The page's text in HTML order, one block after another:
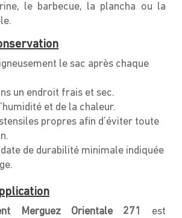
le barbecue, la plancha ou la
le sac après chaque
un endroit frais et sec.
et de la chaleur.
propres afin d’éviter toute
de durabilité minimale indiquée
Merguez Orientale 271
est